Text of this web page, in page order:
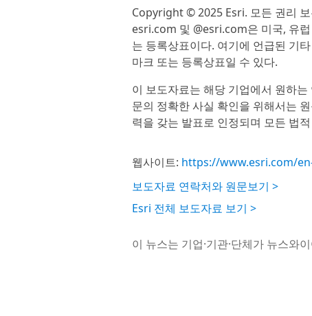
Copyright © 2025 Esri. 모든 권리
esri.com 및 @esri.com은 미국, 유
는 등록상표이다. 여기에 언급된 기
마크 또는 등록상표일 수 있다.
이 보도자료는 해당 기업에서 원하
문의 정확한 사실 확인을 위해서는
력을 갖는 발표로 인정되며 모든 법
웹사이트: https://www.esri.com/
보도자료 연락처와 원문보기 >
Esri 전체 보도자료 보기 >
이 뉴스는 기업·기관·단체가 뉴스와